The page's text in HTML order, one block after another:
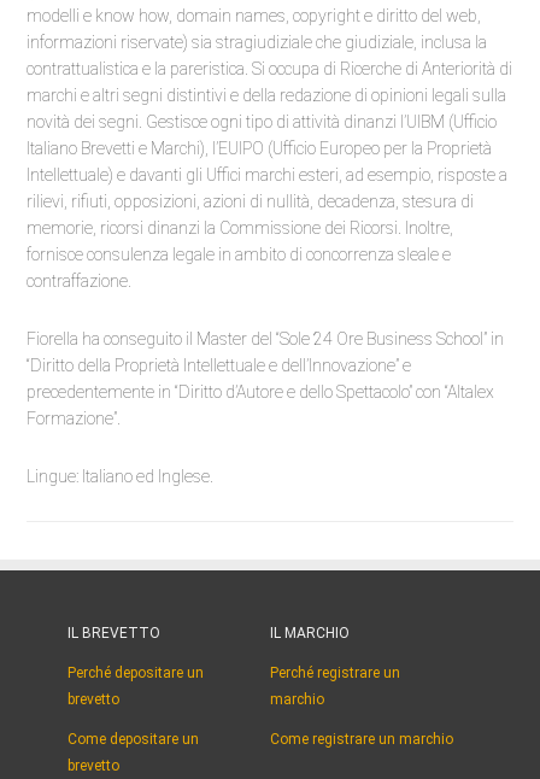
modelli e know how, domain names, copyright e diritto del web,
informazioni riservate) sia stragiudiziale che giudiziale, inclusa la
contrattualistica e la pareristica. Si occupa di Ricerche di Anteriorità di
marchi e altri segni distintivi e della redazione di opinioni legali sulla
novità dei segni. Gestisce ogni tipo di attività dinanzi l’UIBM (Ufficio
Italiano Brevetti e Marchi), l’EUIPO (Ufficio Europeo per la Proprietà
Intellettuale) e davanti gli Uffici marchi esteri, ad esempio, risposte a
rilievi, rifiuti, opposizioni, azioni di nullità, decadenza, stesura di
memorie, ricorsi dinanzi la Commissione dei Ricorsi. Inoltre,
fornisce consulenza legale in ambito di concorrenza sleale e
contraffazione.
Fiorella ha conseguito il Master del “Sole 24 Ore Business School” in
“Diritto della Proprietà Intellettuale e dell’Innovazione” e
precedentemente in “Diritto d’Autore e dello Spettacolo” con “Altalex
Formazione”.
Lingue: Italiano ed Inglese.
IL BREVETTO
Perché depositare un
brevetto
Come depositare un
brevetto
IL MARCHIO
Perché registrare un
marchio
Come registrare un marchio